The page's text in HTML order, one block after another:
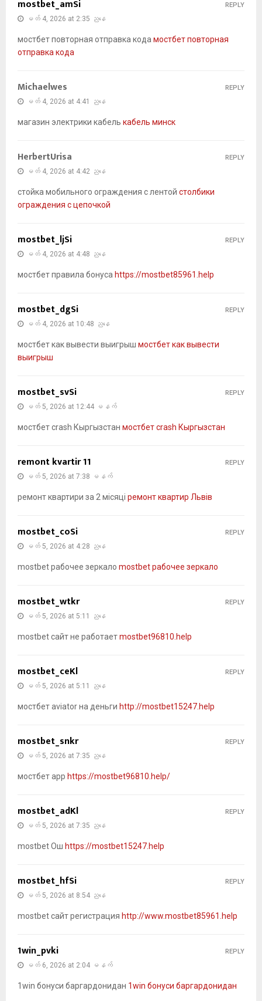
mostbet_amSi
မတ် 4, 2026 at 2:35 ညနေ
мостбет повторная отправка кодамостбет повторная
отправка кода
REPLY
Michaelwes
မတ် 4, 2026 at 4:41 ညနေ
магазин электрики кабель кабель минск
REPLY
HerbertUrisa
မတ် 4, 2026 at 4:42 ညနေ
стойка мобильного ограждения с лентой столбики
ограждения с цепочкой
REPLY
mostbet_ljSi
မတ် 4, 2026 at 4:48 ညနေ
мостбет правила бонуса https://mostbet85961.help
REPLY
mostbet_dgSi
မတ် 4, 2026 at 10:48 ညနေ
мостбет как вывести выигрыш мостбет как вывести
выигрыш
REPLY
mostbet_svSi
မတ် 5, 2026 at 12:44 မနက်
мостбет crash Кыргызстан мостбет crash Кыргызстан
REPLY
remont kvartir 11
မတ် 5, 2026 at 7:38 မနက်
ремонт квартири за 2 місяці ремонт квартир Львів
REPLY
mostbet_coSi
မတ် 5, 2026 at 4:28 ညနေ
mostbet рабочее зеркало mostbet рабочее зеркало
REPLY
mostbet_wtkr
မတ် 5, 2026 at 5:11 ညနေ
mostbet сайт не работаетmostbet96810.help
REPLY
mostbet_ceKl
မတ် 5, 2026 at 5:11 ညနေ
мостбет aviator на деньги http://mostbet15247.help
REPLY
mostbet_snkr
မတ် 5, 2026 at 7:35 ညနေ
мостбет app https://mostbet96810.help/
REPLY
mostbet_adKl
မတ် 5, 2026 at 7:35 ညနေ
mostbet Ош https://mostbet15247.help
REPLY
mostbet_hfSi
မတ် 5, 2026 at 8:54 ညနေ
mostbet сайт регистрация http://www.mostbet85961.help
REPLY
1win_pvki
မတ် 6, 2026 at 2:04 မနက်
1win бонуси баргардонидан 1win бонуси баргардонидан
REPLY